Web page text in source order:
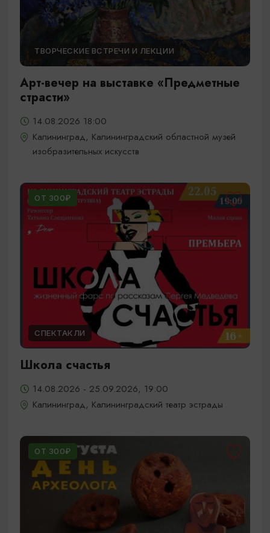
ТВОРЧЕСКИЕ ВСТРЕЧИ И ЛЕКЦИИ
Арт-вечер на выставке «Предметные
страсти»
14.08.2026 18:00
Калининград, Калининградский областной музей
изобразительных искусств
ОТ 300₽
СПЕКТАКЛИ
Школа счастья
14.08.2026 - 25.09.2026, 19:00
Калининград, Калининградский театр эстрады
ОТ 300₽